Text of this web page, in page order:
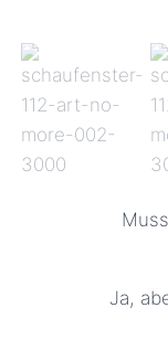
Ja,